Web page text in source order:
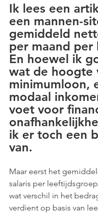
Ik lees een
een mannen-
gemiddeld
per maand per
En hoewel ik
wat de hoogte
minimumloon,
modaal
voet voor
ik er toch een
van.
Maar eerst het
salaris per
wat verschil in het
verdient op basis van